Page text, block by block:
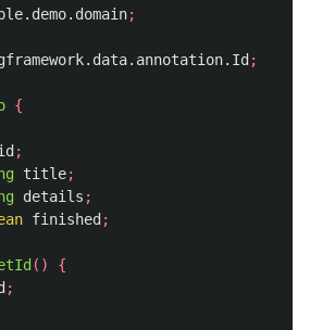
;
;
{
;
title;
details ;
finished ;
()
{
;